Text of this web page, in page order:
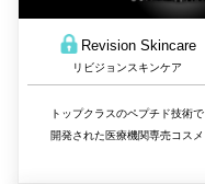
Revision Skincare
リビジョンスキンケア
トップクラスのペプチド技術で
開発された医療機関専売コスメ